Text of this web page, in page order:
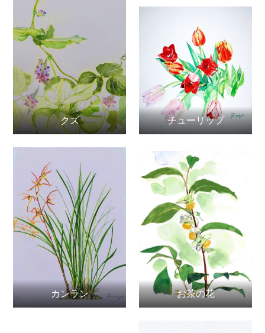
クズ チューリップ
カンラン お茶の花